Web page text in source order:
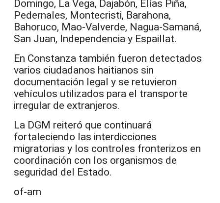
Domingo, La Vega, Dajabón, Elías Piña,
Pedernales, Montecristi, Barahona,
Bahoruco, Mao-Valverde, Nagua-Samaná,
San Juan, Independencia y Espaillat.
En Constanza también fueron detectados
varios ciudadanos haitianos sin
documentación legal y se retuvieron
vehículos utilizados para el transporte
irregular de extranjeros.
La DGM reiteró que continuará
fortaleciendo las interdicciones
migratorias y los controles fronterizos en
coordinación con los organismos de
seguridad del Estado.
of-am